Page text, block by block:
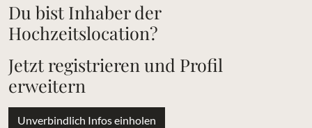
Du bist Inhaber der
Hochzeitslocation?
Jetzt registrieren und Profil
erweitern
Unverbindlich Infos einholen